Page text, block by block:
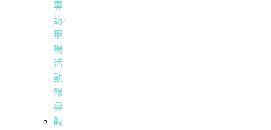
專
訪/
現
場
活
動
報
導
觀